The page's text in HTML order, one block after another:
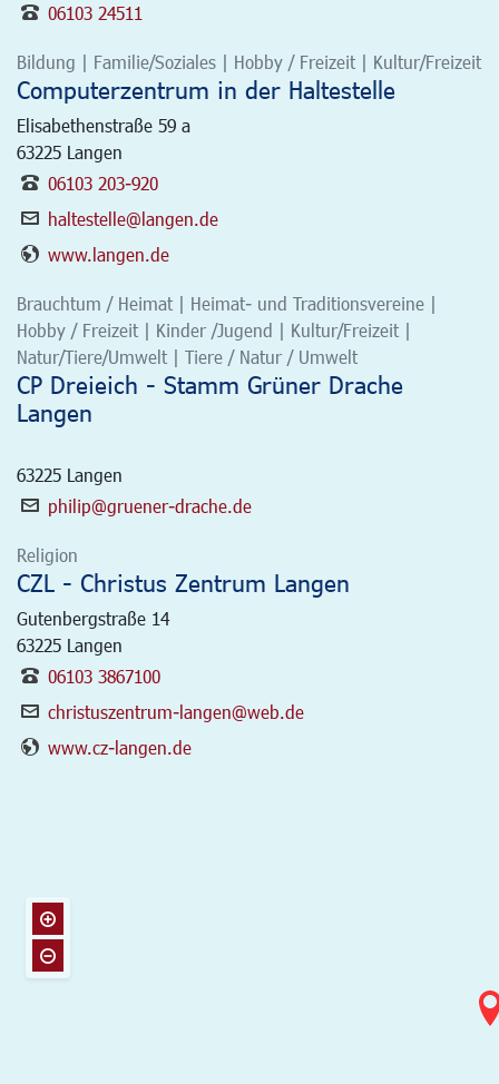
06103 24511
Bildung | Familie/Soziales | Hobby / Freizeit | Kultur/Freizeit
Computerzentrum in der Haltestelle
Elisabethenstraße 59 a
63225 Langen
06103 203-920
haltestelle@langen.de
www.langen.de
Brauchtum / Heimat | Heimat- und Traditionsvereine |
Hobby / Freizeit | Kinder /Jugend | Kultur/Freizeit |
Natur/Tiere/Umwelt | Tiere / Natur / Umwelt
CP Dreieich - Stamm Grüner Drache
Langen
63225 Langen
philip@gruener-drache.de
Religion
CZL - Christus Zentrum Langen
Gutenbergstraße 14
63225 Langen
06103 3867100
christuszentrum-langen@web.de
www.cz-langen.de